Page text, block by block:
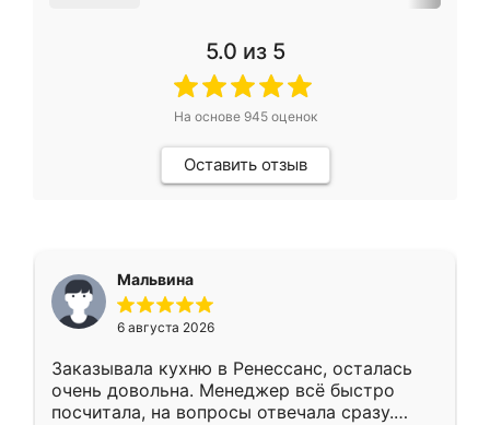
5.0 из 5
На основе 945оценок
Оставить отзыв
Мальвина
6 августа 2026
Заказывала кухню в Ренессанс, осталась
очень довольна. Менеджер всё быстро
посчитала, на вопросы отвечала сразу.